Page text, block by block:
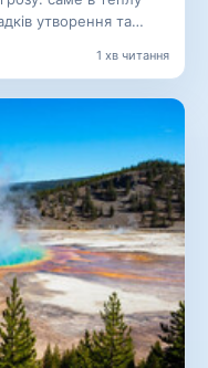
утворення та…
1 хв читання